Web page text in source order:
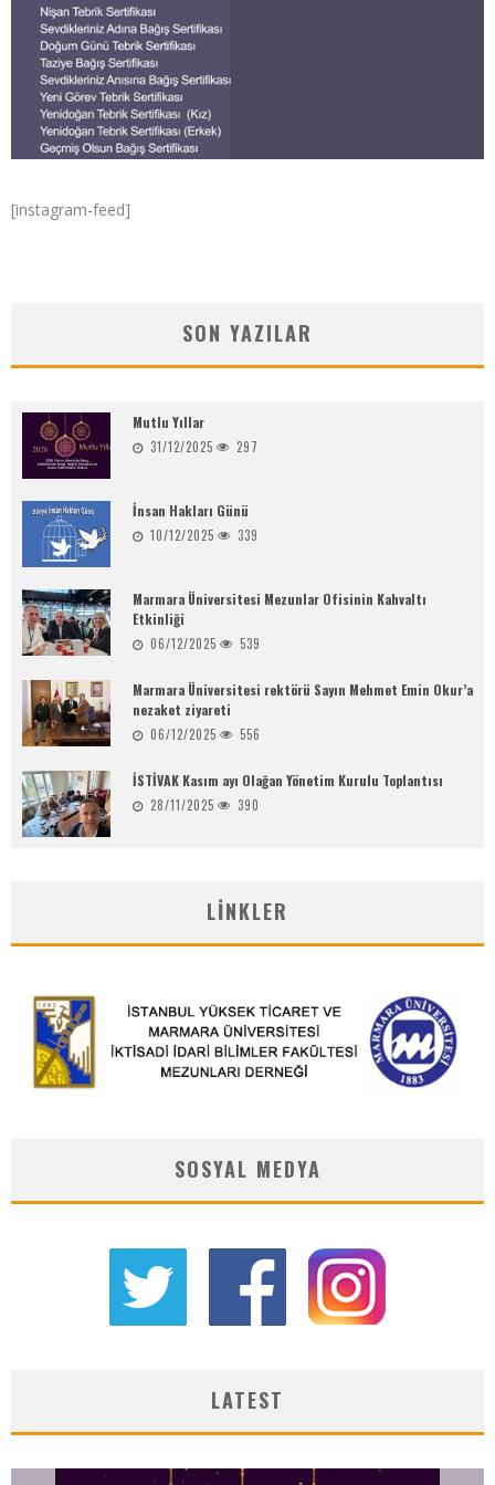
[instagram-feed]
SON YAZILAR
Mutlu Yıllar
31/12/2025 297
İnsan Hakları Günü
10/12/2025 339
Marmara Üniversitesi Mezunlar Ofisinin Kahvaltı
Etkinliği
06/12/2025 539
Marmara Üniversitesi rektörü Sayın Mehmet Emin Okur’a
nezaket ziyareti
06/12/2025 556
İSTİVAK Kasım ayı Olağan Yönetim Kurulu Toplantısı
28/11/2025 390
LINKLER
SOSYAL MEDYA
LATEST